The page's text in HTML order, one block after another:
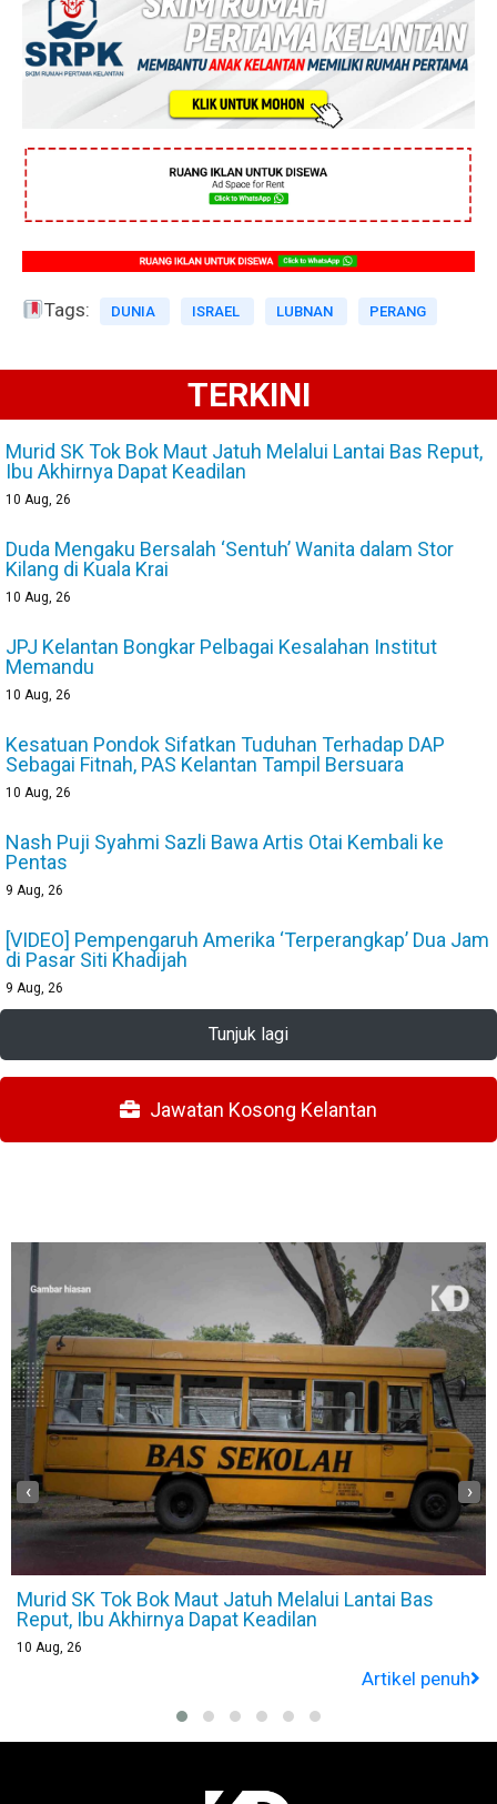
Tags: DUNIA ISRAEL LUBNAN PERANG
TERKINI
Murid SK Tok Bok Maut Jatuh Melalui Lantai Bas Reput,
Ibu Akhirnya Dapat Keadilan
10 Aug, 26
Duda Mengaku Bersalah ‘Sentuh’ Wanita dalam Stor
Kilang di Kuala Krai
10 Aug, 26
JPJ Kelantan Bongkar Pelbagai Kesalahan Institut
Memandu
10 Aug, 26
Kesatuan Pondok Sifatkan Tuduhan Terhadap DAP
Sebagai Fitnah, PAS Kelantan Tampil Bersuara
10 Aug, 26
Nash Puji Syahmi Sazli Bawa Artis Otai Kembali ke
Pentas
9 Aug, 26
[VIDEO] Pempengaruh Amerika ‘Terperangkap’ Dua Jam
di Pasar Siti Khadijah
9 Aug, 26
Tunjuk lagi
Jawatan Kosong Kelantan
Murid SK Tok Bok Maut Jatuh Melalui Lantai Bas
Reput, Ibu Akhirnya Dapat Keadilan
10 Aug, 26
Artikel penuh
‹ ›